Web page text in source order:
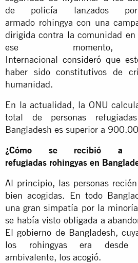
de policía lanzados
armado rohingya con una
dirigida contra la comunidad
ese momento,
Internacional consideróque
haber sido constitutivos de
humanidad.
En la actualidad, la ONU
total de personas
Bangladesh es superior a
¿Cómo se recibió a
refugiadas rohingyas en
Al principio, las personas
bien acogidas. En todo
una gran simpatía por la
se había visto obligada a
El gobierno de Bangladesh,
los rohingyas era desde
ambivalente, los acogió.